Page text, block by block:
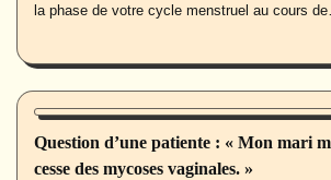
la phase de votre cycle menstruel au cours
Santé des femmes
Question d’une patiente : « Mon mari
cesse des mycoses vaginales. »